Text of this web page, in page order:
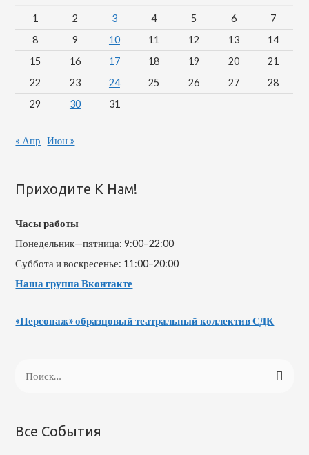
1 2 3 4 5 6
7
8
9 10 11 12 13
14
15
16 17 18 19 20
21
22
23 24 25 26 27
28
29
30 31
« Апр Июн »
Приходите К Нам!
Часы работы
Понедельник—пятница: 9:00–22:00
Суббота и воскресенье: 11:00–20:00
Наша группа Вконтакте
«Персонаж» образцовый театральный коллектив СДК
т
Все События